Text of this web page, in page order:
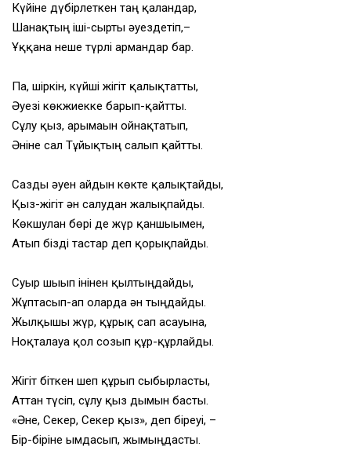
Күйіне дүбірлеткен таң қалғандар,
Шанақтың іші-сырты әуездетіп,–
Ұққанға неше түрлі армандар бар.
Па, шіркін, күйші жігіт қалықтатты,
Әуезі көкжиекке барып-қайтты.
Сұлу қыз, арғымағын ойнақтатып,
Әніне сал Тұйықтың салып қайтты.
Сазды әуен айдын көкте қалықтайды,
Қыз-жігіт ән салудан жалықпайды.
Көкшулан бөрі де жүр қаншығымен,
Атып бізді тастар деп қорықпайды.
Суыр шығып інінен қылтыңдайды,
Жұптасып-ап оларда ән тыңдайды.
Жылқышы жүр, құрық сап асауына,
Ноқталауға қол созып құр-құрлайды.
Жігіт біткен шеп құрып сыбырласты,
Аттан түсіп, сұлу қыз дымын басты.
«Әне, Секер, Секер қыз», деп біреуі, –
Бір-біріне ымдасып, жымыңдасты.